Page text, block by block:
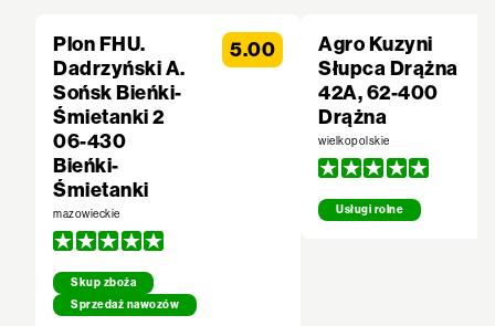
Plon FHU.
Dadrzyński A.
Sońsk Bieńki-
Śmietanki 2
06-430
Bieńki-
Śmietanki
mazowieckie
Skup zboża
Sprzedaż nawozów
5.00
Agro Kuzyni
Słupca Drążna
42A, 62-400
Drążna
wielkopolskie
Usługi rolne